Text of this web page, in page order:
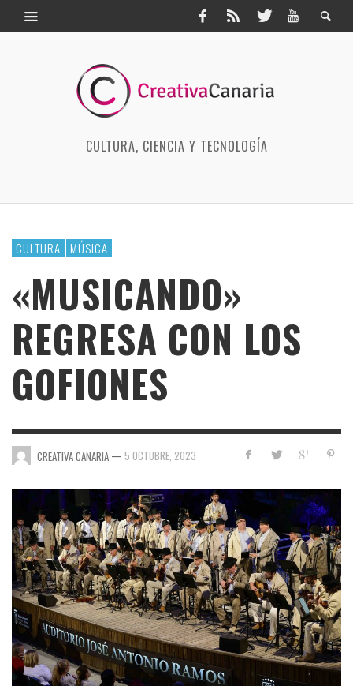
CULTURA, CIENCIA Y TECNOLOGÍA
CULTURA MÚSICA
«MUSICANDO»
REGRESA CON LOS
GOFIONES
CREATIVA CANARIA — 5 OCTUBRE, 2023